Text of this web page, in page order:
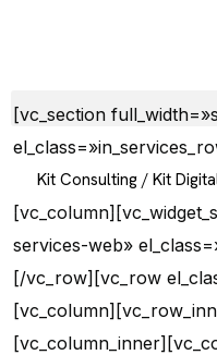
Kit Consulting / Kit
[vc_section
services-web»
[/vc_row][vc_row